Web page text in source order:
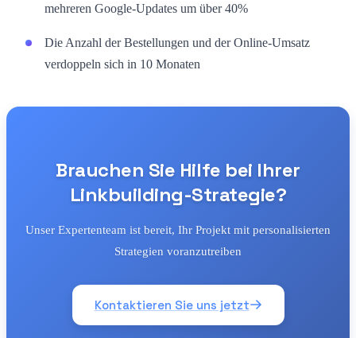
mehreren Google-Updates um über 40%
Die Anzahl der Bestellungen und der Online-Umsatz
verdoppeln sich in 10 Monaten
Brauchen Sie Hilfe bei Ihrer
Linkbuilding-Strategie?
Unser Expertenteam ist bereit, Ihr Projekt mit personalisierten
Strategien voranzutreiben
Kontaktieren Sie uns jetzt